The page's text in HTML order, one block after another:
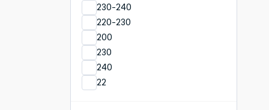
Верхня
Середній
230-240
220-230
200
230
240
22